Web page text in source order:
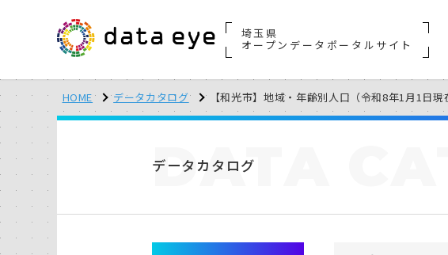
埼玉県
オープンデータポータルサイト
HOME データカタログ 【和光市】地域・年齢別人口（令和8年1月1日現
データカタログ
DATA